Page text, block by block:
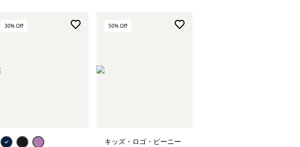
30% Off 50% Off
キッズ・ロゴ・ビーニー